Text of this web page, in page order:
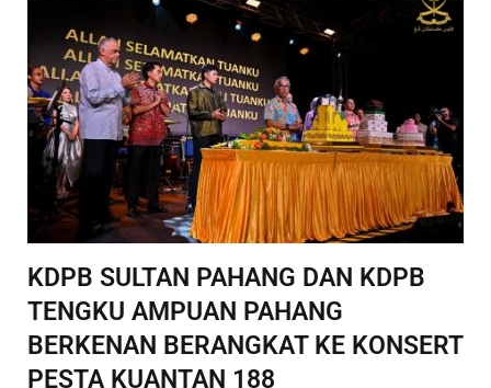
KDPB SULTAN PAHANG DAN KDPB
TENGKU AMPUAN PAHANG
BERKENAN BERANGKAT KE KONSERT
PESTA KUANTAN 188